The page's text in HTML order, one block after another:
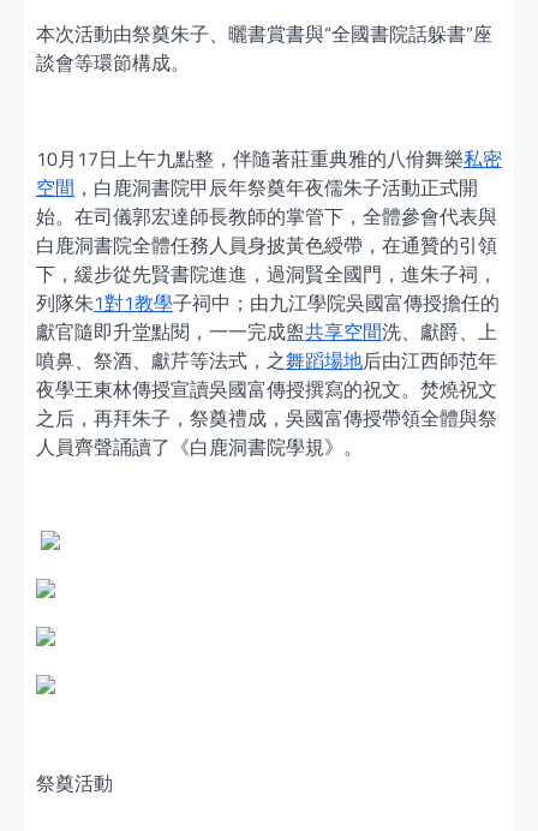
本次活動由祭奠朱子、曬書賞書與“全國書院話躲書”座
談會等環節構成。
10月17日上午九點整，伴隨著莊重典雅的八佾舞樂私密
空間 ，白鹿洞書院甲辰年祭奠年夜儒朱子活動正式開
始。在司儀郭宏達師長教師的掌管下，全體參會代表與
白鹿洞書院全體任務人員身披黃色綬帶，在通贊的引領
下，緩步從先賢書院進進，過洞賢全國門，進朱子祠，
列隊朱1對1教學子祠中；由九江學院吳國富傳授擔任的
獻官隨即升堂點閱，一一完成盥共享空間洗、獻爵、上
噴鼻、祭酒、獻芹等法式，之舞蹈場地后由江西師范年
夜學王東林傳授宣讀吳國富傳授撰寫的祝文。焚燒祝文
之后，再拜朱子，祭奠禮成，吳國富傳授帶領全體與祭
人員齊聲誦讀了《白鹿洞書院學規》。
祭奠活動